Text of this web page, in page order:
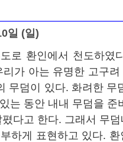
일 (일)
로 환인에서 천도하였
가 아는 유명한 고구
무덤이 있다. 화려한 무
는 동안 내내 무덤을 준
다고 한다. 그래서 무
하게 표현하고 있다.